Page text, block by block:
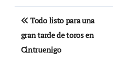
Navegación
de
entradas
Todo listo para una
gran tarde de toros en
Cintruenigo